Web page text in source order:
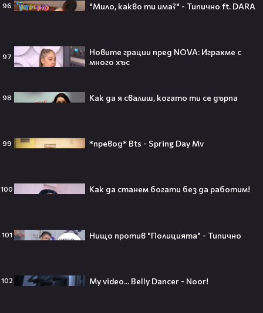
96 "Мило, какво ти има?" - Типично ft. DARA
97
Новите грации пред NOVA: Играхме с
много хъс
98 Как да я свалиш, когато ти се дърпа
99 *превод* Bts - Spring Day Mv
100 Как да станем богати без да работим!
101 Нищо против "Полицията" - Типично
102 My video... Belly Dancer - Noor!
Ариана Гранде изчезва?!
Решението ѝ шокира всички!😯💥
знаят истината: VIRAL хитът
причина за трансформацията на
тялото си!😯💥